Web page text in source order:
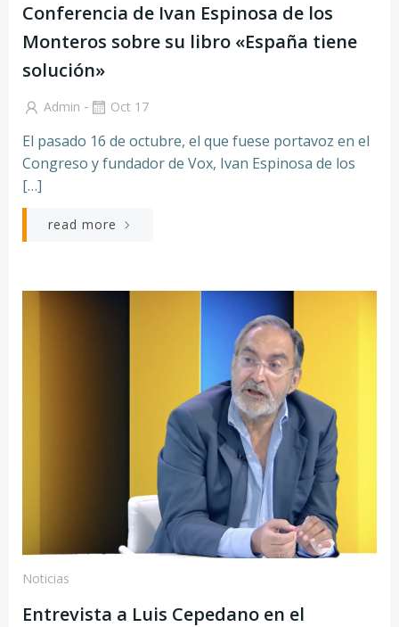
Conferencia de Ivan Espinosa de los
Monteros sobre su libro «España tiene
solución»
Admin - Oct 17
El pasado 16 de octubre, el que fuese portavoz en el
Congreso y fundador de Vox, Ivan Espinosa de los
[…]
read more
Noticias
Entrevista a Luis Cepedano en el